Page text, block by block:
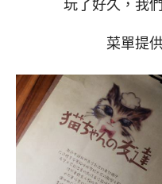
玩了好久，我
菜單提